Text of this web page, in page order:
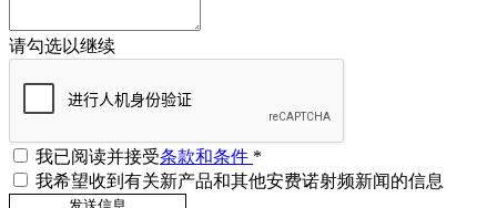
请勾选以继续
我已阅读并接受条款和条件 *
我希望收到有关新产品和其他安费诺射频新闻的信息